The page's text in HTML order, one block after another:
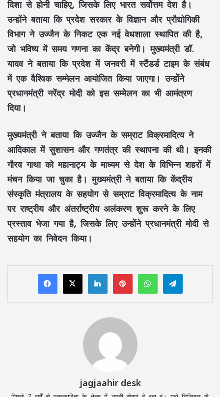
दिशा से होनी चाहिए, जिसके लिए भारत सर्वोत्तम देश है।
उन्होंने बताया कि प्रदेश सरकार के विज्ञान और प्रौद्योगिकी
विभाग ने उज्जैन के निकट एक नई वेधशाला स्थापित की है,
जो भविष्य में समय गणना का केंद्र बनेगी। मुख्यमंत्री डॉ.
यादव ने बताया कि प्रदेश में जनवरी में स्टैंडर्ड टाइम के संबंध
में एक वैश्विक सम्मेलन आयोजित किया जाएगा। उन्होंने
प्रधानमंत्री नरेंद्र मोदी को इस सम्मेलन का भी आमंत्रण
दिया।
मुख्यमंत्री ने बताया कि उज्जैन के सम्राट विक्रमादित्य ने
आदिकाल में सुशासन और गणतंत्र की स्थापना की थी। इनकी
गौरव गाथा को महानाट्य के माध्यम से देश के विभिन्न शहरों में
मंचन किया जा चुका है। मुख्यमंत्री ने बताया कि केंद्रीय
संस्कृति मंत्रालय के सहयोग से सम्राट विक्रमादित्य के नाम
पर राष्ट्रीय और अंतर्राष्ट्रीय अलंकरण शुरू करने के लिए
प्रस्ताव भेजा गया है, जिसके लिए उन्होंने प्रधानमंत्री मोदी से
सहयोग का निवेदन किया।
LinkedInPinterestWhatsAppTelegram
jagjaahir desk